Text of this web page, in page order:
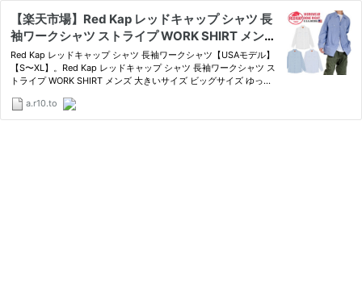
【楽天市場】Red Kap レッドキャップ シャツ 長
袖ワークシャツ ストライプ WORK SHIRT メンズ
大きいサイズ ビッグサイズ ゆったり シャツ ワー
クウェア 作業着 作業服 仕事着 丈夫 アメカジ 水
色 紺 ブルー ホワイト 白 ネイビー グレー 父の日
プレゼント：ＰＬＡＹＥＲＺ
Red Kap レッドキャップ シャツ 長袖ワークシャツ【USAモデル】
【S〜XL】。Red Kap レッドキャップ シャツ 長袖ワークシャツ ス
トライプ WORK SHIRT メンズ 大きいサイズ ビッグサイズ ゆった
紺 ブルー ホワイト 白 ネイビー グレー 父の日プレゼント
a.r10.to